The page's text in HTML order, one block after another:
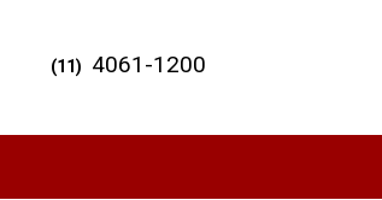
(11) 4061-1200